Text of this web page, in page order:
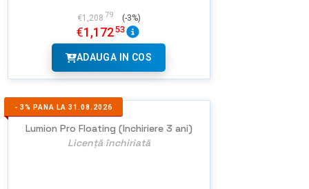
€1,208 79 (-3%)
€1,17253
ADAUGA IN COS
- 3% PANA LA 31.08.2026
Lumion Pro Floating (Inchiriere 3 ani)
Licență închiriată